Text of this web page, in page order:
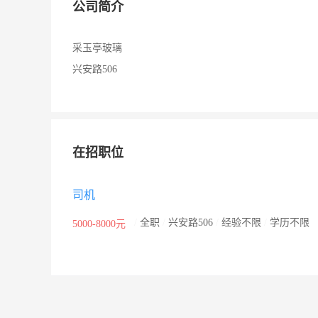
公司简介
采玉亭玻璃
兴安路506
在招职位
司机
5000-8000元 全职 兴安路506 经验不限 学历不限